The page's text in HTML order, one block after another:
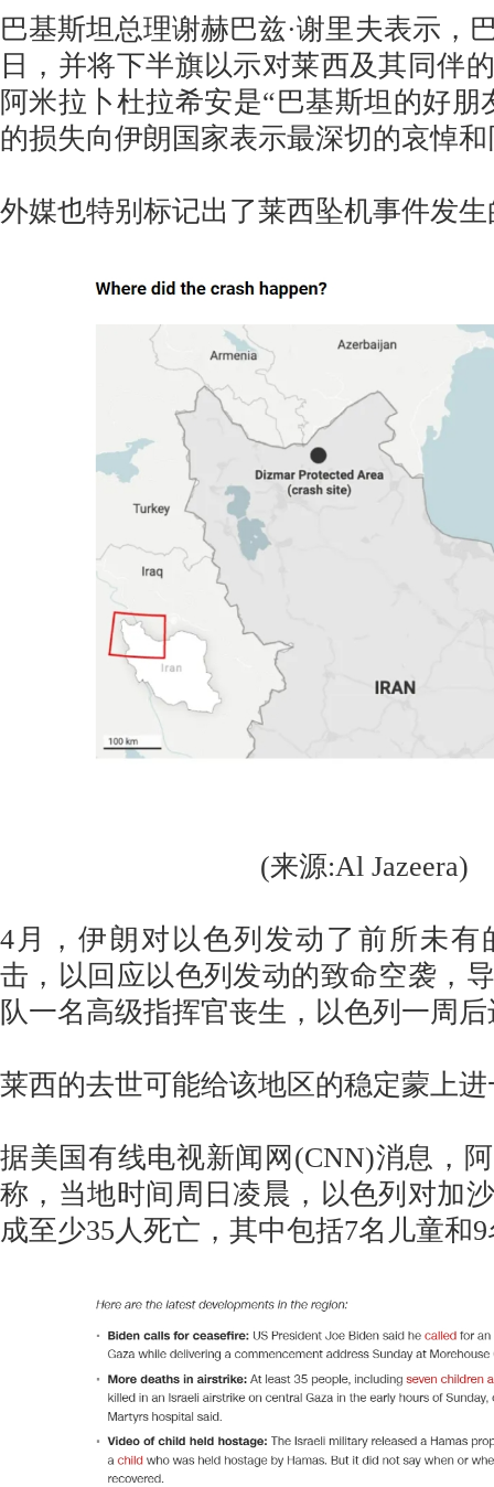
巴基斯坦总理谢赫巴兹·谢里夫表示，
日，并将下半旗以示对莱西及其同伴
阿米拉卜杜拉希安是“巴基斯坦的好朋
的损失向伊朗国家表示最深切的哀悼
外媒也特别标记出了莱西坠机事件发
(来源:Al Jazeera)
4月，伊朗对以色列发动了前所未有
击，以回应以色列发动的致命空袭，
队一名高级指挥官丧生，以色列一周
莱西的去世可能给该地区的稳定蒙上
据美国有线电视新闻网(CNN)消息，
称，当地时间周日凌晨，以色列对加
成至少35人死亡，其中包括7名儿童和